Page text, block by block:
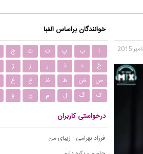
خوانندگان براساس الفبا
ا ب پ ت ث ج
خ
د ذ ر ز ژ
ص
ض ط ظ ع غ
ک
گ ل م ن و
درخواستی کاربران
فرزاد بهرامی - زیبای من